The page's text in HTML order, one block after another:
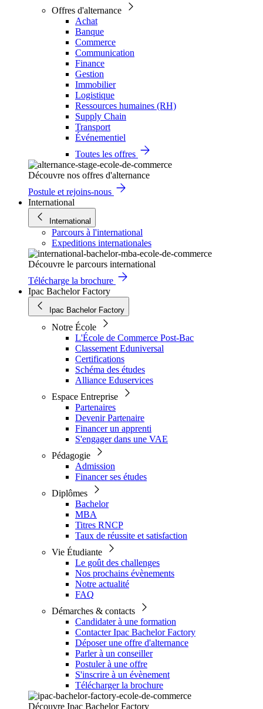
Offres d'alternance
Achat
Banque
Commerce
Communication
Finance
Gestion
Immobilier
Logistique
Ressources humaines (RH)
Supply Chain
Transport
Événementiel
Toutes les offres
Découvre nos offres d'alternance
Postule et rejoins-nous
International
International
Parcours à l'international
Expeditions internationales
Découvre le parcours international
Télécharge la brochure
Ipac Bachelor Factory
Ipac Bachelor Factory
Notre École
L'École de Commerce Post-Bac
Classement Eduniversal
Certifications
Schéma des études
Alliance Eduservices
Espace Entreprise
Partenaires
Devenir Partenaire
Financer un apprenti
S'engager dans une VAE
Pédagogie
Admission
Financer ses études
Diplômes
Bachelor
MBA
Titres RNCP
Taux de réussite et satisfaction
Vie Étudiante
Le goût des challenges
Nos prochains évènements
Notre actualité
FAQ
Démarches & contacts
Candidater à une formation
Contacter Ipac Bachelor Factory
Déposer une offre d'alternance
Parler à un conseiller
Postuler à une offre
S'inscrire à un évènement
Télécharger la brochure
Découvre Ipac Bachelor Factory